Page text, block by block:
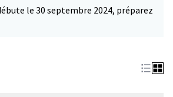
le 30 septembre 2024, préparez